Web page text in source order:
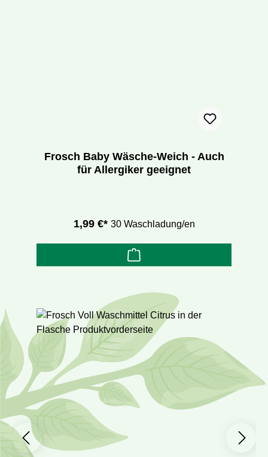
Frosch Baby Wäsche-Weich - Auch
für Allergiker geeignet
1,99 €* 30 Waschladung/en